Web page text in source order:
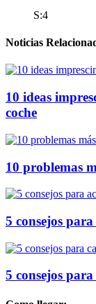
S:4
Noticias
10 ideas
coche
10 problemas
5 consejos para
5 consejos